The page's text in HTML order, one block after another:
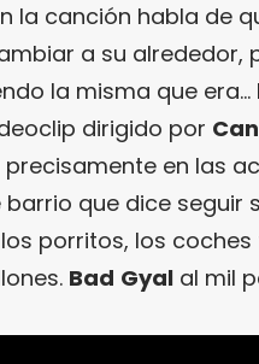
la canción habla de
a su alrededor,
la misma que era…
dirigido por
en las
que dice seguir
porritos, los coches
Bad Gyal al mil